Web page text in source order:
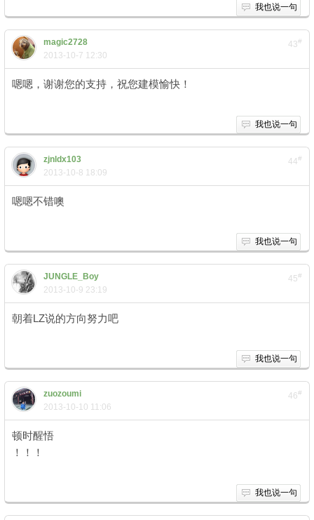
我也说一句
43#
magic2728
2013-10-7 12:30
嗯嗯，谢谢您的支持，祝您建模愉快！
我也说一句
44#
zjnldx103
2013-10-8 18:09
嗯嗯不错噢
我也说一句
45#
JUNGLE_Boy
2013-10-9 23:19
朝着LZ说的方向努力吧
我也说一句
46#
zuozoumi
2013-10-10 11:06
顿时醒悟
！！！
我也说一句